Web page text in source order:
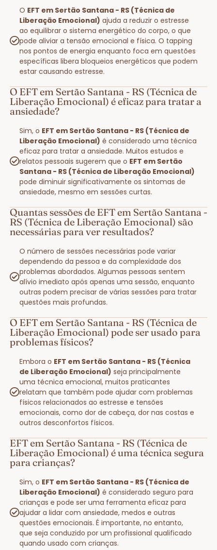
O EFT em Sertão Santana - RS (Técnica de
Liberação Emocional) ajuda a reduzir o estresse
ao equilibrar o sistema energético do corpo, o que
pode aliviar a tensão emocional e física. O tapping
nos pontos de energia enquanto foca em questões
específicas libera bloqueios energéticos que podem
estar causando estresse.
O EFT em Sertão Santana - RS (Técnica de
Liberação Emocional) é eficaz para tratar a
ansiedade?
Sim, o EFT em Sertão Santana - RS (Técnica de
Liberação Emocional) é considerado uma técnica
eficaz para tratar a ansiedade. Muitos estudos e
relatos pessoais sugerem que o EFT em Sertão
Santana - RS (Técnica de Liberação Emocional)
pode diminuir significativamente os sintomas de
ansiedade, mesmo em sessões curtas.
Quantas sessões de EFT em Sertão Santana -
RS (Técnica de Liberação Emocional) são
necessárias para ver resultados?
O número de sessões necessárias pode variar
dependendo da pessoa e da complexidade dos
problemas abordados. Algumas pessoas sentem
alívio imediato após apenas uma sessão, enquanto
outras podem precisar de várias sessões para tratar
questões mais profundas.
O EFT em Sertão Santana - RS (Técnica de
Liberação Emocional) pode ser usado para
problemas físicos?
Embora o EFT em Sertão Santana - RS (Técnica
de Liberação Emocional) seja principalmente
uma técnica emocional, muitos praticantes
relatam que também pode ajudar com problemas
físicos relacionados ao estresse e tensões
emocionais, como dor de cabeça, dor nas costas e
outros desconfortos físicos.
EFT em Sertão Santana - RS (Técnica de
Liberação Emocional) é uma técnica segura
para crianças?
Sim, o EFT em Sertão Santana - RS (Técnica de
Liberação Emocional) é considerado seguro para
crianças e pode ser uma ferramenta eficaz para
ajudar a lidar com ansiedade, medos e outras
questões emocionais. É importante, no entanto,
que seja conduzido por um profissional qualificado
quando usado com crianças.